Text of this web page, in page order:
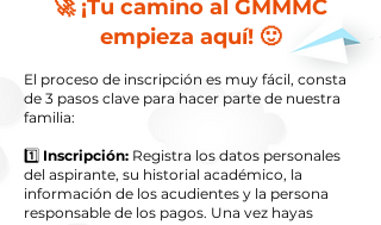
🚀 ¡Tu camino al GMMMC
empieza aquí! 🙂
El proceso de inscripción es muy fácil, consta
de 3 pasos clave para hacer parte de nuestra
familia:
1️⃣ Inscripción: Registra los datos personales
del aspirante, su historial académico, la
información de los acudientes y la persona
responsable de los pagos. Una vez hayas